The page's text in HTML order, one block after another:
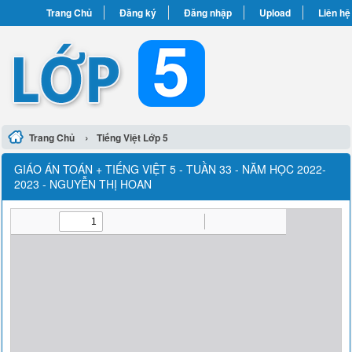
Trang Chủ Đăng ký Đăng nhập Upload Liên hệ
Trang Chủ › Tiếng Việt Lớp 5
GIÁO ÁN TOÁN + TIẾNG VIỆT 5 - TUẦN 33 - NĂM HỌC 2022-
2023 - NGUYỄN THỊ HOAN